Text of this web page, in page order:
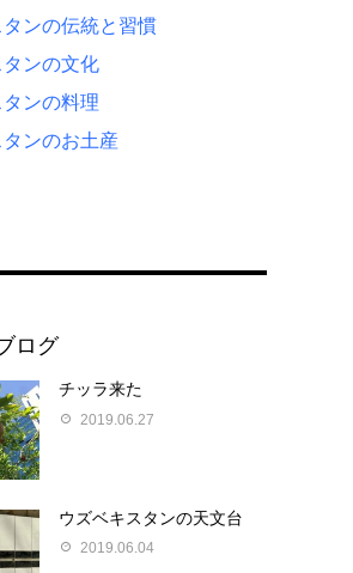
ンの伝統と習慣
ンの文化
ンの料理
ンのお土産
ログ
チッラ来た
2019.06.27
ウズベキスタンの天文台
2019.06.04